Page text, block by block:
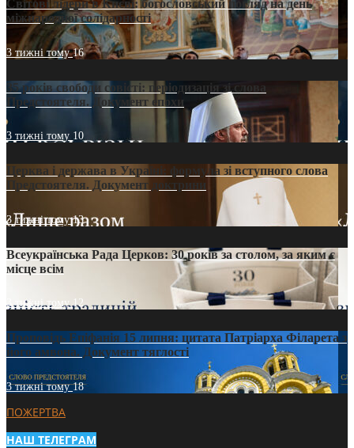
Світові лідери в Києві: богословський погляд на день
міжнародної солідарності
3 тижні тому16
35 років свободи совісті: періодизація зі слова
Предстоятеля. Документ епохи
3 тижні тому 10
Церква і держава в Україні: формула зі вступного слова
Предстоятеля. Документ доктрини
3 тижні тому13
Всеукраїнська Рада Церков: 30 років за столом, за яким є
місце всім
3 тижні тому12
Проповідь Епіфанія 15 липня: цитата Патріарха Філарета з
його амвона. Документ тяглості
3 тижні тому18
ПОЖЕРТВА
НАШ ТЕЛЕГРАМ